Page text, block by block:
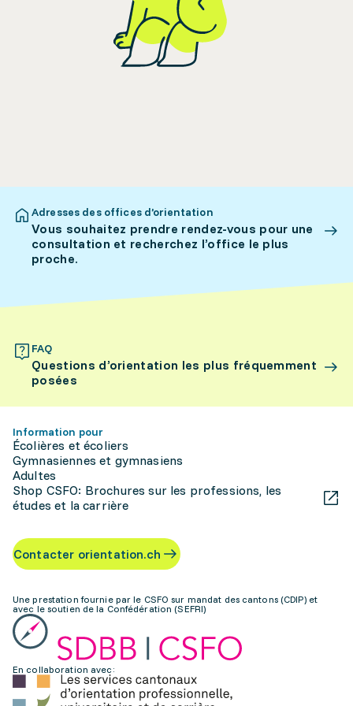
Adresses des offices d’orientation
Vous souhaitez prendre rendez-vous pour une
consultation et recherchez l’office le plus
proche.
FAQ
Questions d’orientation les plus fréquemment
posées
Information pour
Écolières et écoliers
Gymnasiennes et gymnasiens
Adultes
Shop CSFO: Brochures sur les professions, les
études et la carrière
Contacter orientation.ch
Une prestation fournie par le CSFO sur mandat des cantons (CDIP) et
avec le soutien de la Confédération (SEFRI)
En collaboration avec: